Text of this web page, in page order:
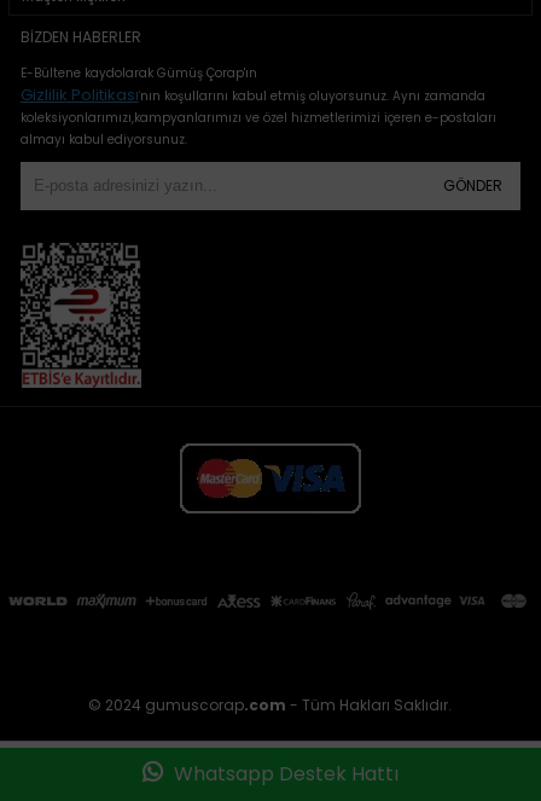
BIZDEN HABERLER
E-Bültene kaydolarak Gümüş Çorap'ın
Gizlilik Politikası'nın koşullarını kabul etmiş oluyorsunuz. Aynı zamanda
koleksiyonlarımızı,kampyanlarımızı ve özel hizmetlerimizi içeren e-postaları
almayı kabul ediyorsunuz.
GÖNDER
© 2024 gumuscorap.com - Tüm Hakları Saklıdır.
Whatsapp Destek Hattı
Favorilerim Sepetim